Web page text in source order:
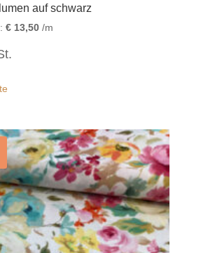
auf schwarz
€13,50/m